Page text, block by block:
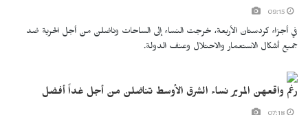
في أجزاء كردستان الأربعة، خرجت النساء إلى الساحات وناضلن من أجل الحرية ضد
جميع أشكال الاستعمار والاحتلال وعنف الدولة.
رغم واقعهن المرير نساء الشرق الأوسط تناضلن من أجل غداً أفضل